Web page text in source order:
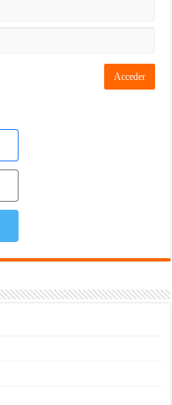
Acceder